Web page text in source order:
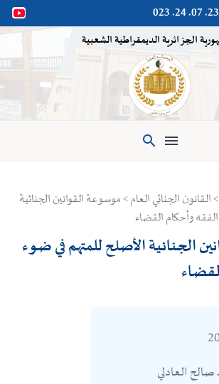
الجزائرية الديمقراطية الشعبية

الجنائي العام > موسوعة القوانين الجنائية
وأحكام القضاء
الجنائية الأصلح للمتهم في ضوء
العادلي